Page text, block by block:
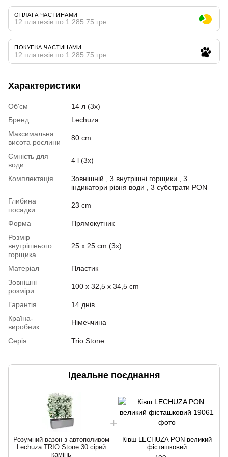
ОПЛАТА ЧАСТИНАМИ
12 платежів по 1 285.75 грн
ПОКУПКА ЧАСТИНАМИ
12 платежів по 1 285.75 грн
Характеристики
Об'єм
14 л (3x)
Бренд
Lechuza
Максимальна
висота рослини
80 cm
Ємність для
води
4 l (3x)
Комплектація
Зовнішній , 3 внутрішні горщики , 3
індикатори рівня води , 3 субстрати PON
Глибина
посадки
23 cm
Форма
Прямокутник
Розмір
внутрішнього
горщика
25 x 25 cm (3x)
Матеріал
Пластик
Зовнішні
розміри
100 x 32,5 x 34,5 cm
Гарантія
14 днів
Країна-
виробник
Німеччина
Серія Trio Stone
Ідеальне поєднання
Розумний вазон з автополивом
Lechuza TRIO Stone 30 сірий
камінь
Ківш LECHUZA PON великий
фісташковий